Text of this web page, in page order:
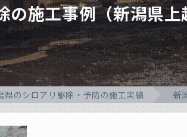
の施工事例（新潟県
県のシロアリ駆除・予防の施工実績 新